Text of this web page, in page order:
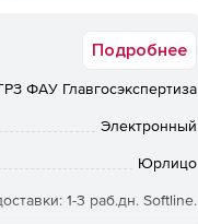
который
в режиме реального
Подробнее
ФАУ Главгосэкспертиза
Электронный
Юрлицо
1-3 раб.дн. Softline.